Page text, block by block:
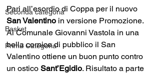
Seconda categoria
Basket
Prima Categoria
Pari all’esordio di Coppa per il nuovo
San Valentino in versione Promozione.
Al Comunale Giovanni Vastola in una
bella cornice di pubblico il San
Valentino ottiene un buon punto contro
un ostico Sant’Egidio. Risultato a parte